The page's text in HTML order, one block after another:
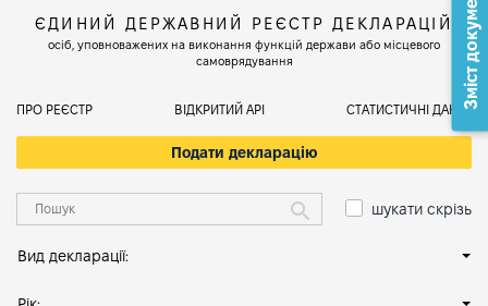
ЄДИНИЙ ДЕРЖАВНИЙ РЕЄСТР ДЕКЛАРАЦІЙ
осіб, уповноважених на виконання функцій держави або місцевого
самоврядування
ПРО РЕЄСТР ВІДКРИТИЙ АРІ СТАТИСТИЧНІ ДАНІ
Подати декларацію
шукати скрізь
Вид декларації:
Зміст документа